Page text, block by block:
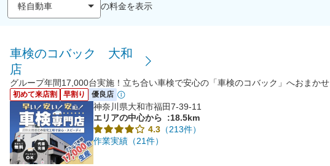
の料金を表示
車検のコバック 大和
店
グループ年間17,000台実施！立ち合い車検で安心の「車検のコバック」へおまかせ
初めて来店割 早割り 優良店
神奈川県大和市福田7-39-11
エリアの中心から
:18.5km
4.3 （213件）
作業実績（21件）